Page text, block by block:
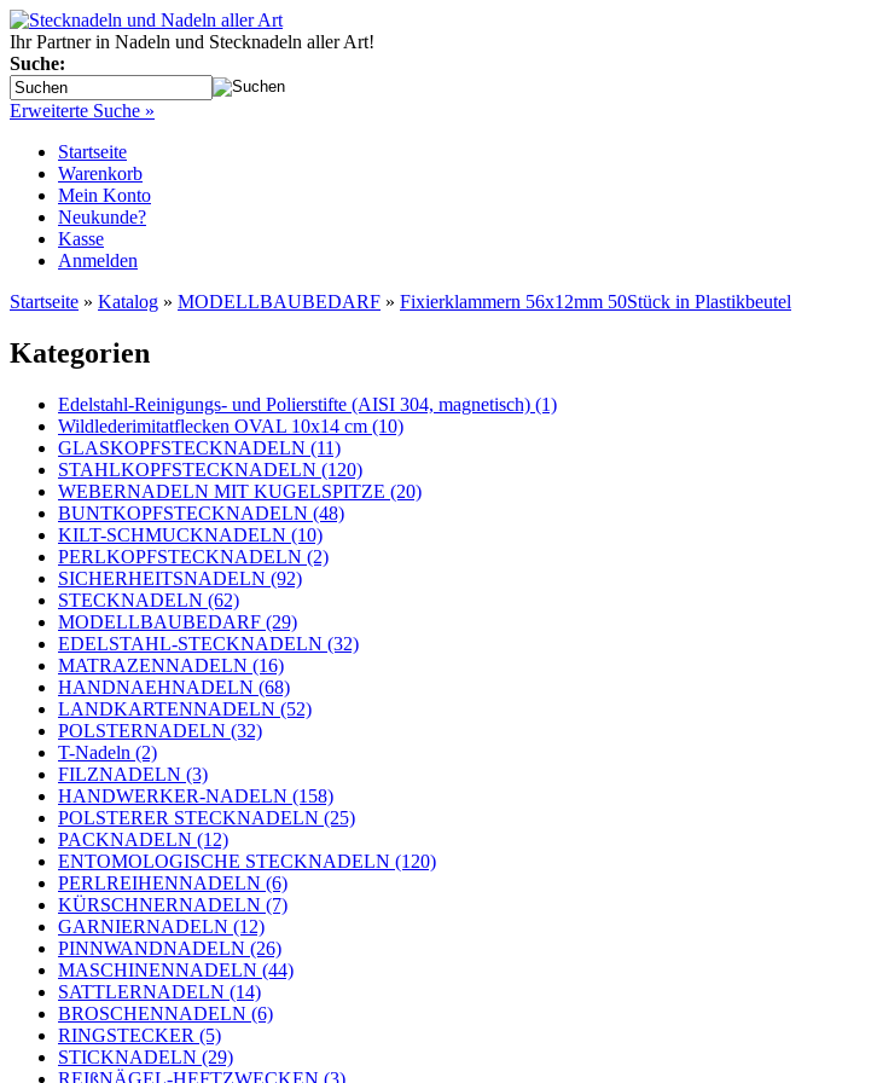
Ihr Partner in Nadeln und Stecknadeln aller Art!
Suche:
Erweiterte Suche »
Startseite
Warenkorb
Mein Konto
Neukunde?
Kasse
Anmelden
Startseite » Katalog » MODELLBAUBEDARF » Fixierklammern 56x12mm 50Stück in Plastikbeutel
Kategorien
Edelstahl-Reinigungs- und Polierstifte (AISI 304, magnetisch) (1)
Wildlederimitatflecken OVAL 10x14 cm (10)
GLASKOPFSTECKNADELN (11)
STAHLKOPFSTECKNADELN (120)
WEBERNADELN MIT KUGELSPITZE (20)
BUNTKOPFSTECKNADELN (48)
KILT-SCHMUCKNADELN (10)
PERLKOPFSTECKNADELN (2)
SICHERHEITSNADELN (92)
STECKNADELN (62)
MODELLBAUBEDARF (29)
EDELSTAHL-STECKNADELN (32)
MATRAZENNADELN (16)
HANDNAEHNADELN (68)
LANDKARTENNADELN (52)
POLSTERNADELN (32)
T-Nadeln (2)
FILZNADELN (3)
HANDWERKER-NADELN (158)
POLSTERER STECKNADELN (25)
PACKNADELN (12)
ENTOMOLOGISCHE STECKNADELN (120)
PERLREIHENNADELN (6)
KÜRSCHNERNADELN (7)
GARNIERNADELN (12)
PINNWANDNADELN (26)
MASCHINENNADELN (44)
SATTLERNADELN (14)
BROSCHENNADELN (6)
RINGSTECKER (5)
STICKNADELN (29)
REIßNÄGEL-HEFTZWECKEN (3)